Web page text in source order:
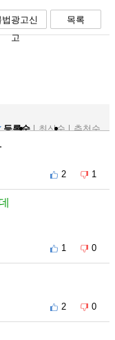
법광고신
고
목록
등록순
최신순 추천순
2 1
1 0
2 0